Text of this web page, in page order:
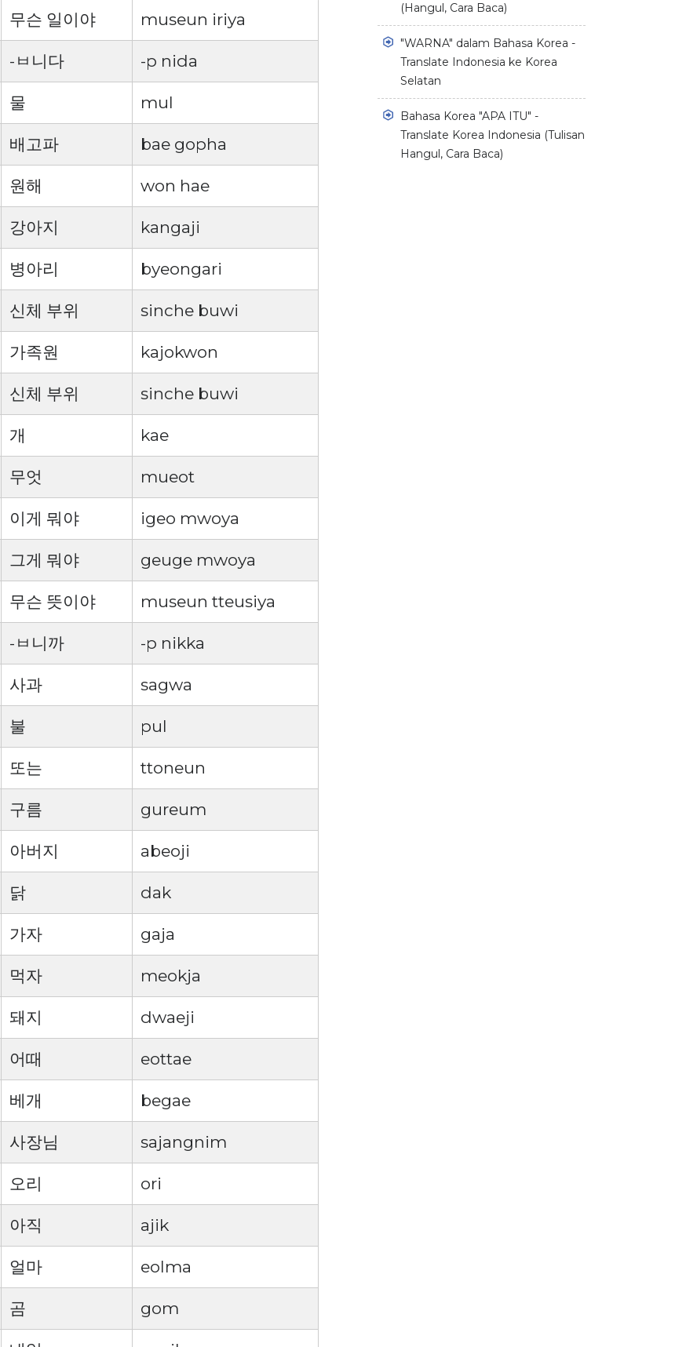
무슨 일이야 museun iriya
-ㅂ니다 -p nida
물 mul
배고파 bae gopha
원해 won hae
강아지 kangaji
병아리 byeongari
신체 부위 sinche buwi
가족원 kajokwon
신체 부위 sinche buwi
개 kae
무엇 mueot
이게 뭐야 igeo mwoya
그게 뭐야 geuge mwoya
무슨 뜻이야 museun tteusiya
-ㅂ니까 -p nikka
사과 sagwa
불 pul
또는 ttoneun
구름 gureum
아버지 abeoji
닭 dak
가자 gaja
먹자 meokja
돼지 dwaeji
어때 eottae
베개 begae
사장님 sajangnim
오리 ori
아직 ajik
얼마 eolma
곰 gom
(Hangul, Cara Baca)
"WARNA" dalam Bahasa Korea -
Translate Indonesia ke Korea
Selatan
Bahasa Korea "APA ITU" -
Translate Korea Indonesia (Tulisan
Hangul, Cara Baca)